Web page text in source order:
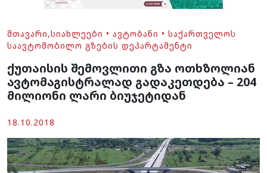
ᲛᲗᲐᲕᲐᲠᲘ,ᲡᲘᲐᲮᲚᲔᲔᲑᲘ • ᲐᲕᲢᲝᲑᲐᲜᲘ • ᲡᲐᲥᲐᲠᲗᲕᲔᲚᲝᲡ
ᲡᲐᲐᲕᲢᲝᲛᲝᲑᲘᲚᲝ ᲒᲖᲔᲑᲘᲡ ᲓᲔᲞᲐᲠᲢᲐᲛᲔᲜᲢᲘ
ქუთაისის შემოვლითი გზა ოთხზოლიან
ავტომაგისტრალად გადაკეთდება – 204
მილიონი ლარი ბიუჯეტიდან
18.10.2018